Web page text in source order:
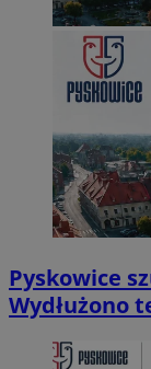
Pyskowice
Wydłużono